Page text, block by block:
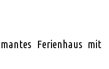
Ferienhaus mit